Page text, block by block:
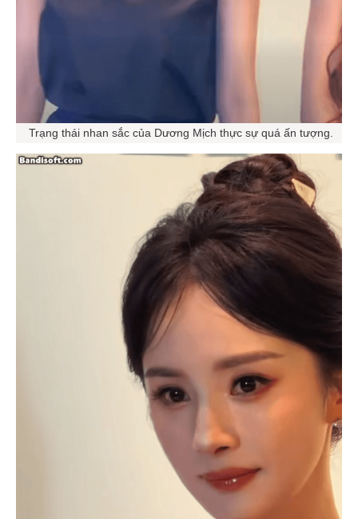
Trạng thái nhan sắc của Dương Mịch thực sự quá ấn tượng.